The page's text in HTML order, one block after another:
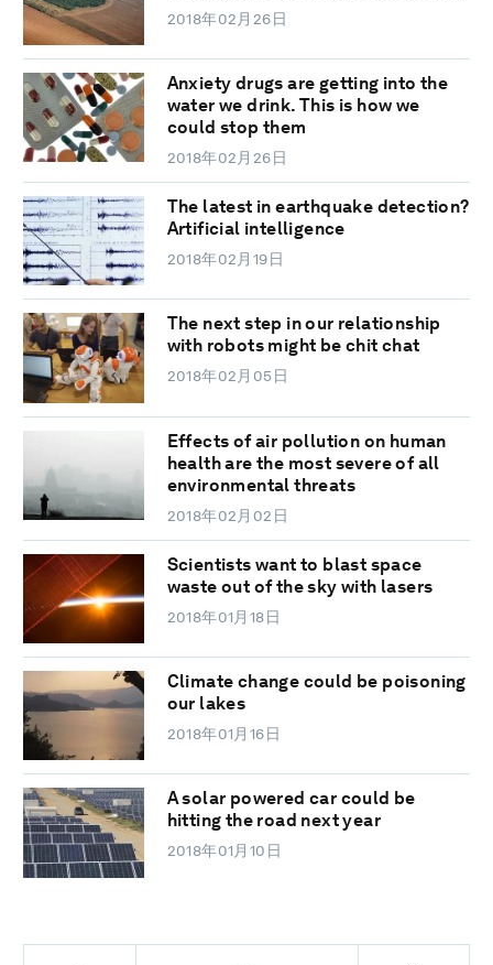
2018年02月26日
Anxiety drugs are getting into the
water we drink. This is how we
could stop them
2018年02月26日
The latest in earthquake detection?
Artificial intelligence
2018年02月19日
The next step in our relationship
with robots might be chit chat
2018年02月05日
Effects of air pollution on human
health are the most severe of all
environmental threats
2018年02月02日
Scientists want to blast space
waste out of the sky with lasers
2018年01月18日
Climate change could be poisoning
our lakes
2018年01月16日
A solar powered car could be
hitting the road next year
2018年01月10日